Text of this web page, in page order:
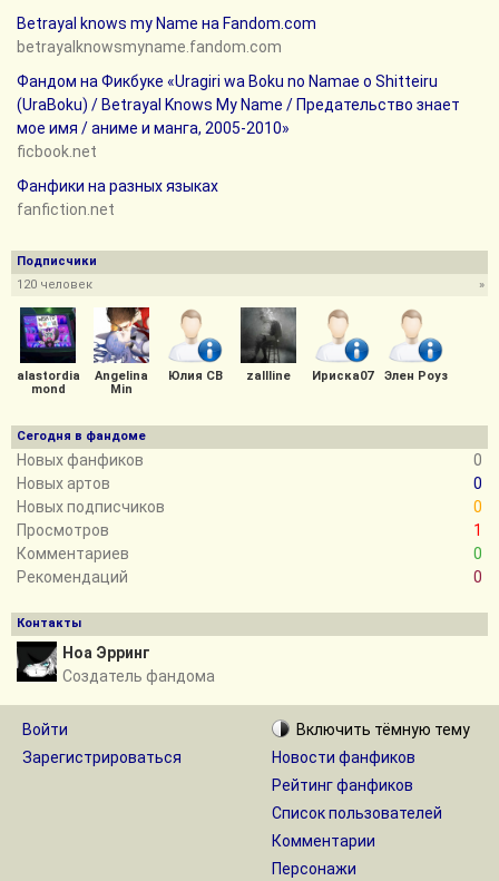
Betrayal knows my Name на Fandom.com
betrayalknowsmyname.fandom.com
Фандом на Фикбуке «Uragiri wa Boku no Namae o Shitteiru
(UraBoku) / Betrayal Knows My Name / Предательство знает
мое имя / аниме и манга, 2005-2010»
ficbook.net
Фанфики на разных языках
fanfiction.net
Подписчики
120 человек
»
alastordia
mond
Angelina
Min
Юлия СВ zallline Ириска07 Элен Роуз
Сегодня в фандоме
Новых фанфиков
0
Новых артов
0
Новых подписчиков
0
Просмотров
1
Комментариев
0
Рекомендаций
0
Контакты
Ноа Эрринг
Создатель фандома
Войти
Зарегистрироваться
Включить тёмную тему
Новости фанфиков
Рейтинг фанфиков
Список пользователей
Комментарии
Персонажи